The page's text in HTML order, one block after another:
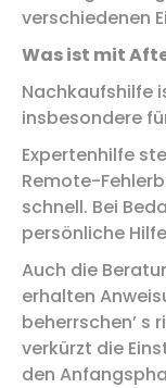
verschiedenen
Was ist mit
Nachkaufshilfe
insbesondere
Expertenhilfe
Remote-
schnell. Bei
persönliche
Auch die
erhalten
beherrschen’ s
verkürzt die
den